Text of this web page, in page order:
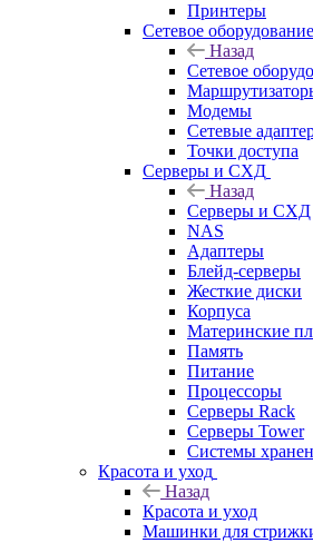
Принтеры
Сетевое оборудование
Назад
Сетевое
Модемы
Сетевые
Точки доступа
Серверы и СХД
Назад
Серверы и СХД
NAS
Адаптеры
Блейд-серверы
Жесткие диски
Корпуса
Материнские
Память
Питание
Процессоры
Серверы Rack
Серверы Tower
Системы
Красота и уход
Назад
Красота и уход
Машинки для